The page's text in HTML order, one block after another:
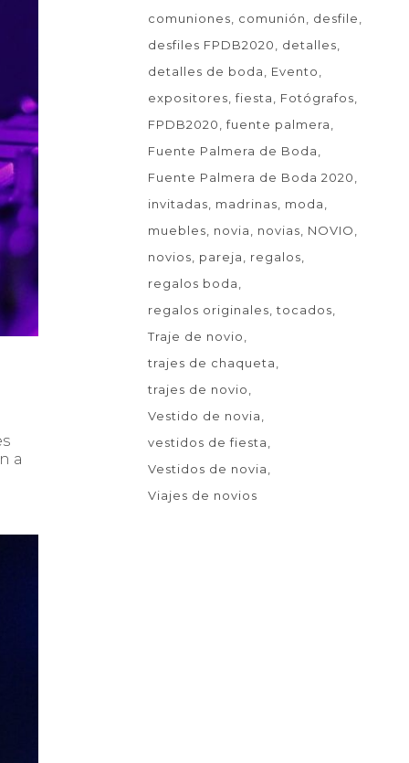
a
comuniones
comunión
desfile
desfiles FPDB2020
detalles
detalles de boda
Evento
expositores fiesta
Fotógrafos
FPDB2020
fuente palmera
Fuente Palmera de Boda
Fuente Palmera de Boda 2020
invitadas
madrinas
moda
muebles
novia novias
NOVIO
novios
pareja
regalos
regalos boda
regalos originales tocados
Traje de novio
trajes de chaqueta
trajes de novio
Vestido de novia
vestidos de fiesta
Vestidos de novia
Viajes de novios